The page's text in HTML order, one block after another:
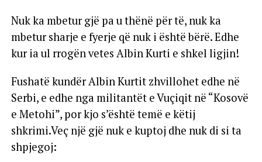
Nuk ka mbetur gjë pa u thënë për të, nuk ka
mbetur sharje e fyerje që nuk i është bërë. Edhe
kur ia ul rrogën vetes Albin Kurti e shkel ligjin!
Fushatë kundër Albin Kurtit zhvillohet edhe në
Serbi, e edhe nga militantët e Vuçiqit në “Kosovë
e Metohi”, por kjo s’është temë e këtij
shkrimi.Veç një gjë nuk e kuptoj dhe nuk di si ta
shpjegoj: